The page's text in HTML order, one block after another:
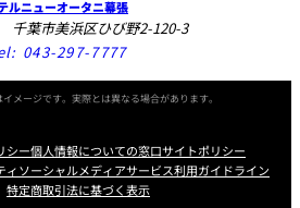
ルニューオータニ幕張
千葉市美浜区ひび野2-120-3
043-297-7777
メージです。実際とは異なる場合があります。
シー個人情報についての窓口サイトポリシー
ィソーシャルメディアサービス利用ガイドライン
特定商取引法に基づく表示